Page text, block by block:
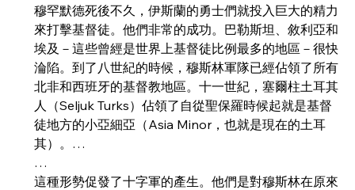
穆罕默德死後不久，伊斯蘭的勇士們就投入巨大的精力
來打擊基督徒。他們非常的成功。巴勒斯坦、敘利亞和
埃及－這些曾經是世界上基督徒比例最多的地區－很快
淪陷。到了八世紀的時候，穆斯林軍隊已經佔領了所有
北非和西班牙的基督教地區。十一世紀，塞爾柱土耳其
人（Seljuk Turks）佔領了自從聖保羅時候起就是基督
徒地方的小亞細亞（Asia Minor，也就是現在的土耳
其）。…
…
這種形勢促發了十字軍的產生。他們是對穆斯林在原來